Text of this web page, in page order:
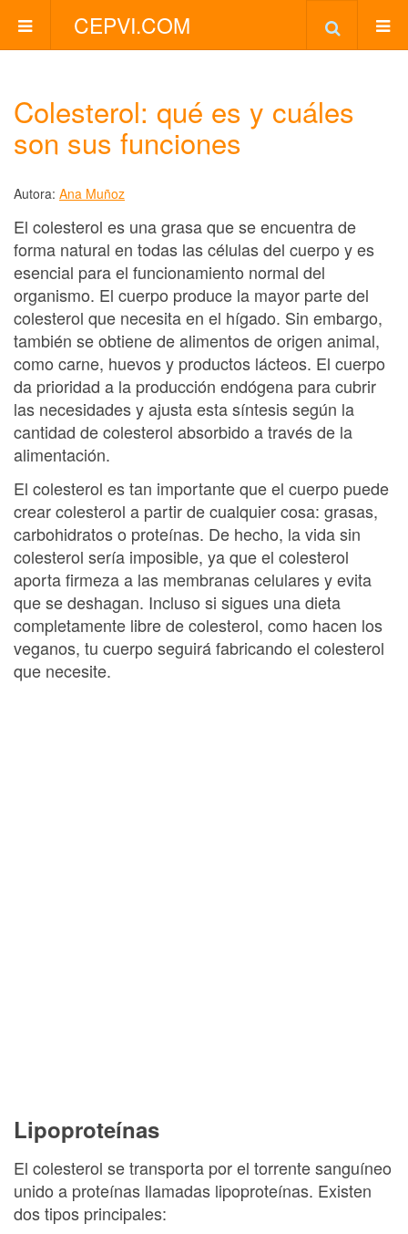
CEPVI.COM
Colesterol: qué es y cuáles
son sus funciones
Autora: Ana Muñoz
El colesterol es una grasa que se encuentra de
forma natural en todas las células del cuerpo y es
esencial para el funcionamiento normal del
organismo. El cuerpo produce la mayor parte del
colesterol que necesita en el hígado. Sin embargo,
también se obtiene de alimentos de origen animal,
como carne, huevos y productos lácteos. El cuerpo
da prioridad a la producción endógena para cubrir
las necesidades y ajusta esta síntesis según la
cantidad de colesterol absorbido a través de la
alimentación.
El colesterol es tan importante que el cuerpo puede
crear colesterol a partir de cualquier cosa: grasas,
carbohidratos o proteínas. De hecho, la vida sin
colesterol sería imposible, ya que el colesterol
aporta firmeza a las membranas celulares y evita
que se deshagan. Incluso si sigues una dieta
completamente libre de colesterol, como hacen los
veganos, tu cuerpo seguirá fabricando el colesterol
que necesite.
Lipoproteínas
El colesterol se transporta por el torrente sanguíneo
unido a proteínas llamadas lipoproteínas. Existen
dos tipos principales: